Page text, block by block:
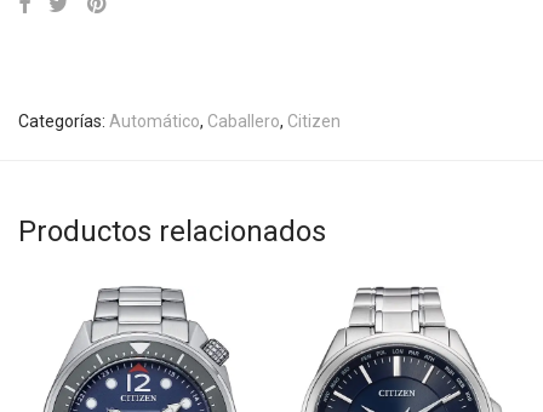
Categorías: Automático, Caballero, Citizen
Productos relacionados